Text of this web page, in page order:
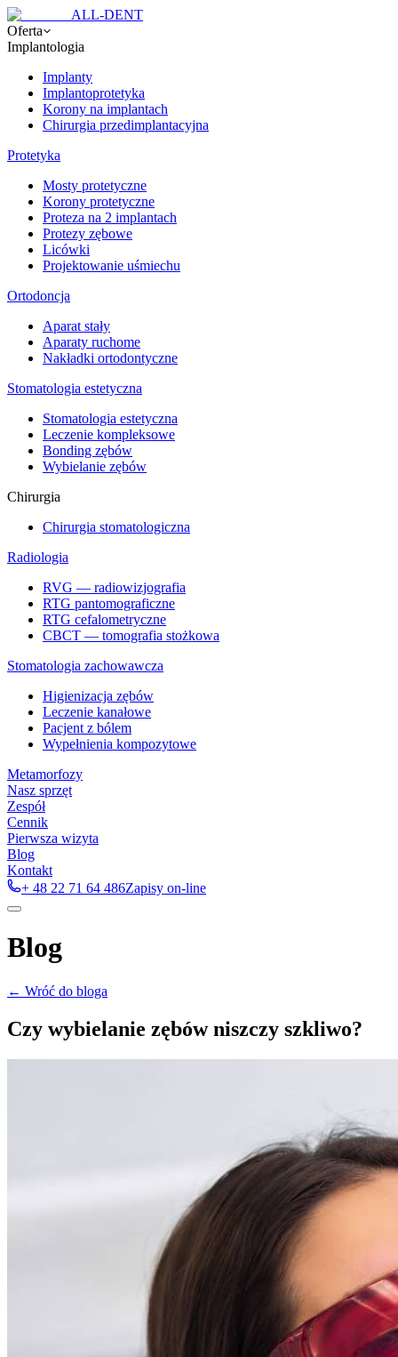
ALL-DENT
Oferta
Implantologia
Implanty
Implantoprotetyka
Korony na implantach
Chirurgia przedimplantacyjna
Protetyka
Mosty protetyczne
Korony protetyczne
Proteza na 2 implantach
Protezy zębowe
Licówki
Projektowanie uśmiechu
Ortodoncja
Aparat stały
Aparaty ruchome
Nakładki ortodontyczne
Stomatologia estetyczna
Stomatologia estetyczna
Leczenie kompleksowe
Bonding zębów
Wybielanie zębów
Chirurgia
Chirurgia stomatologiczna
Radiologia
RVG — radiowizjografia
RTG pantomograficzne
RTG cefalometryczne
CBCT — tomografia stożkowa
Stomatologia zachowawcza
Higienizacja zębów
Leczenie kanałowe
Pacjent z bólem
Wypełnienia kompozytowe
Metamorfozy
Nasz sprzęt
Zespół
Cennik
Pierwsza wizyta
Blog
Kontakt
+ 48 22 71 64 486Zapisy on-line
Blog
← Wróć do bloga
Czy wybielanie zębów niszczy szkliwo?